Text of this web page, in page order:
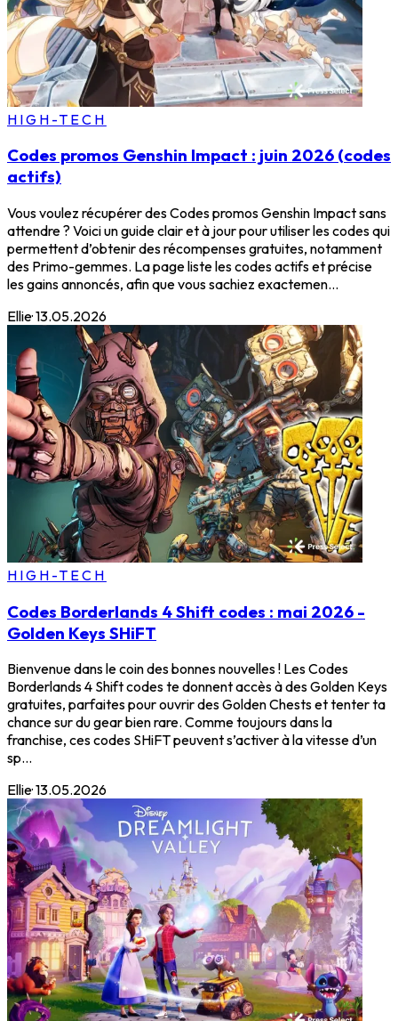
HIGH-TECH
Codes promos Genshin Impact : juin 2026 (codes
actifs)
Vous voulez récupérer des Codes promos Genshin Impact sans
attendre ? Voici un guide clair et à jour pour utiliser les codes qui
permettent d’obtenir des récompenses gratuites, notamment
des Primo-gemmes. La page liste les codes actifs et précise
les gains annoncés, afin que vous sachiez exactemen...
Ellie·13.05.2026
HIGH-TECH
Codes Borderlands 4 Shift codes : mai 2026 -
Golden Keys SHiFT
Bienvenue dans le coin des bonnes nouvelles ! Les Codes
Borderlands 4 Shift codes te donnent accès à des Golden Keys
gratuites, parfaites pour ouvrir des Golden Chests et tenter ta
chance sur du gear bien rare. Comme toujours dans la
franchise, ces codes SHiFT peuvent s’activer à la vitesse d’un
sp...
Ellie·13.05.2026